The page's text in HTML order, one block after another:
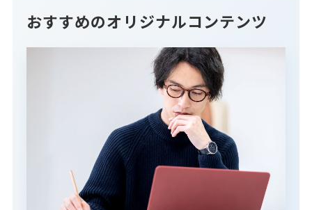
おすすめのオリジナルコンテンツ